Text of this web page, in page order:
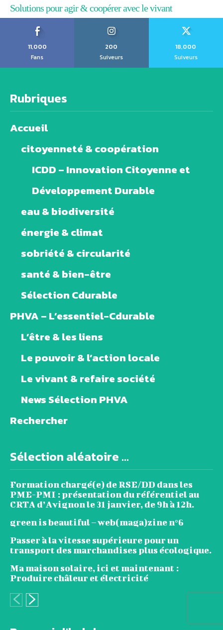
Solutions pour agir & coopérer avec le vivant
11,000
Fans
200
Suiveurs
18,000
Suiveurs
Rubriques
Accueil
citoyenneté & coopération
ICDD – Innovation Citoyenne et
Développement Durable
eau & biodiversité
énergie & climat
sobriété & circularité
santé & bien-être
Sélection Cdurable
PHVA – L’essentiel-Cdurable
L’être & les liens
Le pouvoir & l’action locale
Le vivant & refaire société
News Sélection PHVA
Rechercher
Sélection aléatoire ...
Formation chargé(e) de RSE/DD dans les
PME-PMI : présentation du référentiel au
CRTA d’Avignon le 31 janvier, de 9h à 12h.
green is beautiful – web(maga)zine n°6
Passer à la vitesse supérieure pour un
transport des marchandises plus écologique.
Ma maison solaire, ici et maintenant :
Produire châleur et électricité